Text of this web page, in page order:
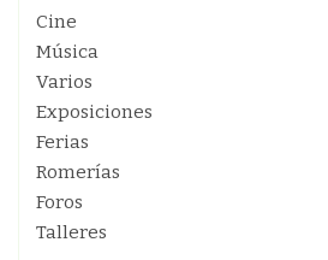
Cine
Música
Varios
Exposiciones
Ferias
Romerías
Foros
Talleres